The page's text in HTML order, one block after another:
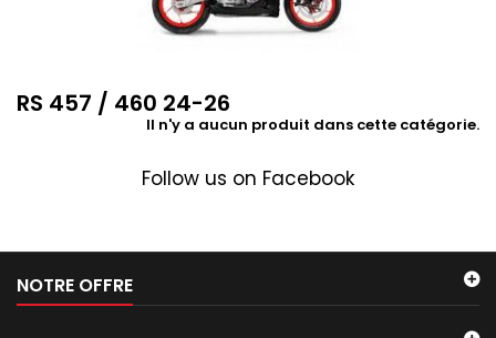
RS 457 / 460 24-26
Il n'y a aucun produit dans cette catégorie.
Follow us on Facebook
NOTRE OFFRE